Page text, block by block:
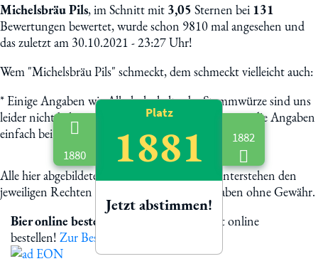
Michelsbräu Pils, im Schnitt mit 3,05 Sternen bei 131
Bewertungen bewertet, wurde schon 9810 mal angesehen und
das zuletzt am 30.10.2021 - 23:27 Uhr!
Wem "Michelsbräu Pils" schmeckt, dem schmeckt vielleicht auch:
*Einige Angaben wie Alkoholgehalt oder Stammwürze sind uns
leider nicht bekannt. Helft uns mit und schickt uns die Angaben
einfach bei Mail. Danke & Prost!
Alle hier abgebildete Biermarken und Logos unterstehen den
jeweiligen Rechten der Eigentümer. Alle Angaben ohne Gewähr.
1880
Platz
1881
Jetzt abstimmen!
1882
Bier online bestellen
Michelsbräu Pils jetzt online
bestellen! Zur Bestellung